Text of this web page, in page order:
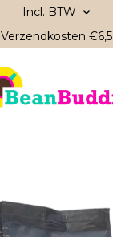
Incl. BTW
Verzendkosten €6,5